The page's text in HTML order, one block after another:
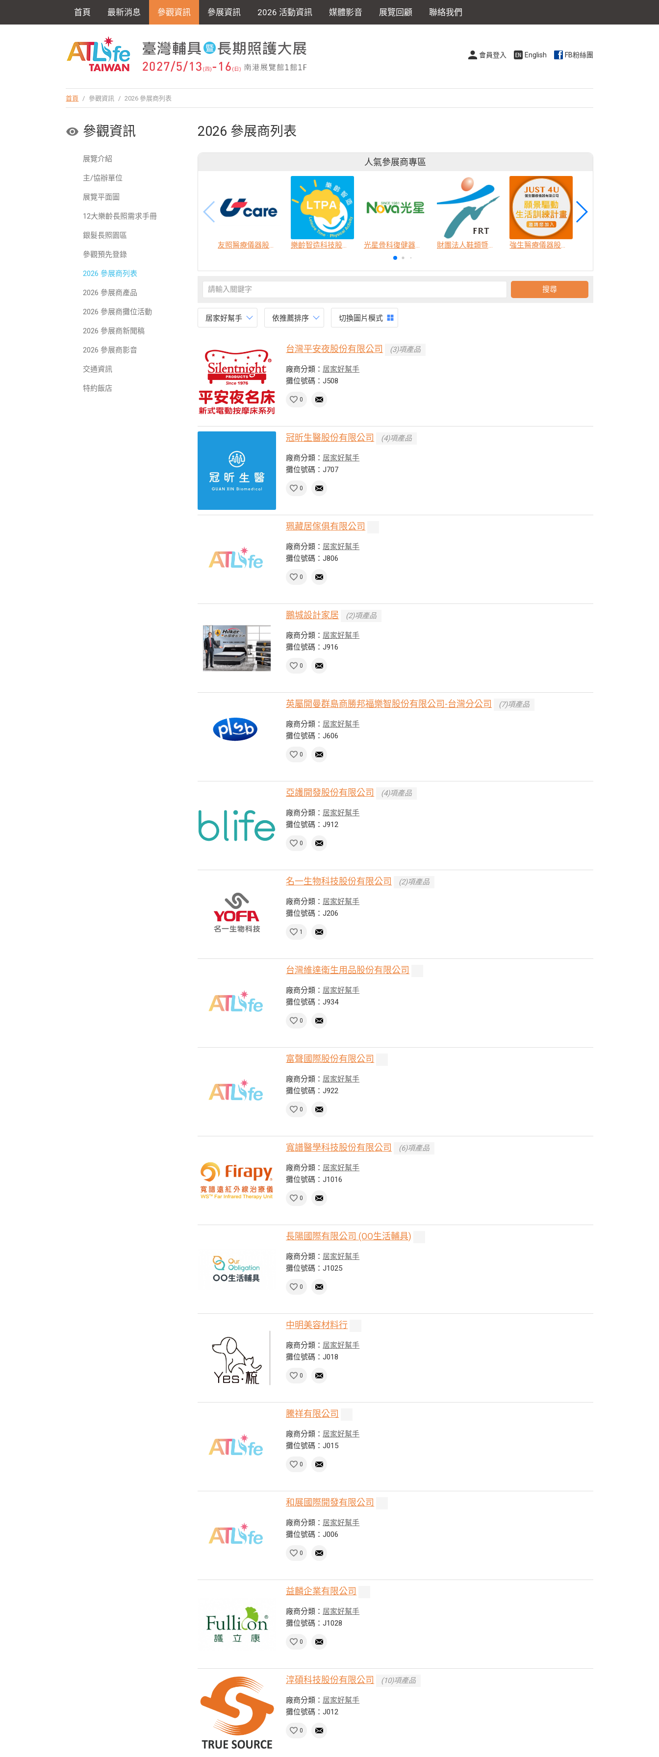
首頁 最新消息 參觀資訊 參展資訊 2026 活動資訊 媒體影音 展覽回顧 聯絡我們
會員登入 English FB粉絲團
首頁 / 參觀資訊 / 2026 參展商列表
參觀資訊
展覽介紹
主/協辦單位
展覽平面圖
12大樂齡長照需求手冊
銀髮長照園區
參觀預先登錄
2026 參展商列表
2026 參展商產品
2026 參展商攤位活動
2026 參展商新聞稿
2026 參展商影音
交通資訊
特約飯店
2026 參展商列表
人氣參展商專區
友照醫療儀器股份有限公司 樂齡智造科技股份有限公司 光星骨科復健器材股份有限公司 財團法人鞋類暨運動休閒科技研發中心 強生醫療儀器股份有限公司
居家好幫手 依推薦排序 切換圖片模式
台灣平安夜股份有限公司 (3)項產品
廠商分類： 居家好幫手
攤位號碼：J508
0
冠昕生醫股份有限公司 (4)項產品
廠商分類： 居家好幫手
攤位號碼：J707
0
珮藏居傢俱有限公司
廠商分類： 居家好幫手
攤位號碼：J806
0
鵬城設計家居 (2)項產品
廠商分類： 居家好幫手
攤位號碼：J916
0
英屬開曼群島商勝邦福樂智股份有限公司-台灣分公司 (7)項產品
廠商分類： 居家好幫手
攤位號碼：J606
0
亞護開發股份有限公司 (4)項產品
廠商分類： 居家好幫手
攤位號碼：J912
0
名一生物科技股份有限公司 (2)項產品
廠商分類： 居家好幫手
攤位號碼：J206
1
台灣維達衛生用品股份有限公司
廠商分類： 居家好幫手
攤位號碼：J934
0
富聲國際股份有限公司
廠商分類： 居家好幫手
攤位號碼：J922
0
寬譜醫學科技股份有限公司 (6)項產品
廠商分類： 居家好幫手
攤位號碼：J1016
0
長陽國際有限公司 (OO生活輔具)
廠商分類： 居家好幫手
攤位號碼：J1025
0
中明美容材料行
廠商分類： 居家好幫手
攤位號碼：J018
0
騰祥有限公司
廠商分類： 居家好幫手
攤位號碼：J015
0
和展國際開發有限公司
廠商分類： 居家好幫手
攤位號碼：J006
0
益麟企業有限公司
廠商分類： 居家好幫手
攤位號碼：J1028
0
淳碩科技股份有限公司 (10)項產品
廠商分類： 居家好幫手
攤位號碼：J012
0